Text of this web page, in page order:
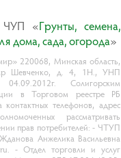
ЧУП «Гpyнты, ceмeнa,
дoмa, caдa, oгopoдa»
220068, Минская область,
Шевченко, д. 4, 1Н., УНП
04.09.2012г. Солигорским
в Торговом реестре РБ
телефонов, адрес
рассматривать
прав потребителей: - ЧТУП
Анжелика Васильевна
- Отдел торговли и услуг